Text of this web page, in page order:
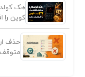
کوین را